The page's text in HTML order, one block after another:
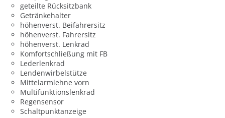
geteilte Rücksitzbank
Getränkehalter
höhenverst. Beifahrersitz
höhenverst. Fahrersitz
höhenverst. Lenkrad
Komfortschließung mit FB
Lederlenkrad
Lendenwirbelstütze
Mittelarmlehne vorn
Multifunktionslenkrad
Regensensor
Schaltpunktanzeige